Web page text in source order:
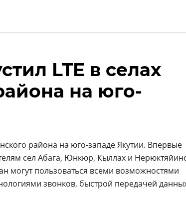
LTE в селах
на юго-
района на юго-западе Якутии. Впервые
сел Абага, Юнкюр, Кыллах и
могут пользоваться всеми возможностями
звонков, быстрой передачей